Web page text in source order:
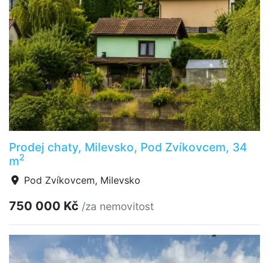
Prodej chaty, Milevsko, Pod Zvíkovcem, 34
m2
Pod Zvíkovcem, Milevsko
750 000 Kč /za nemovitost